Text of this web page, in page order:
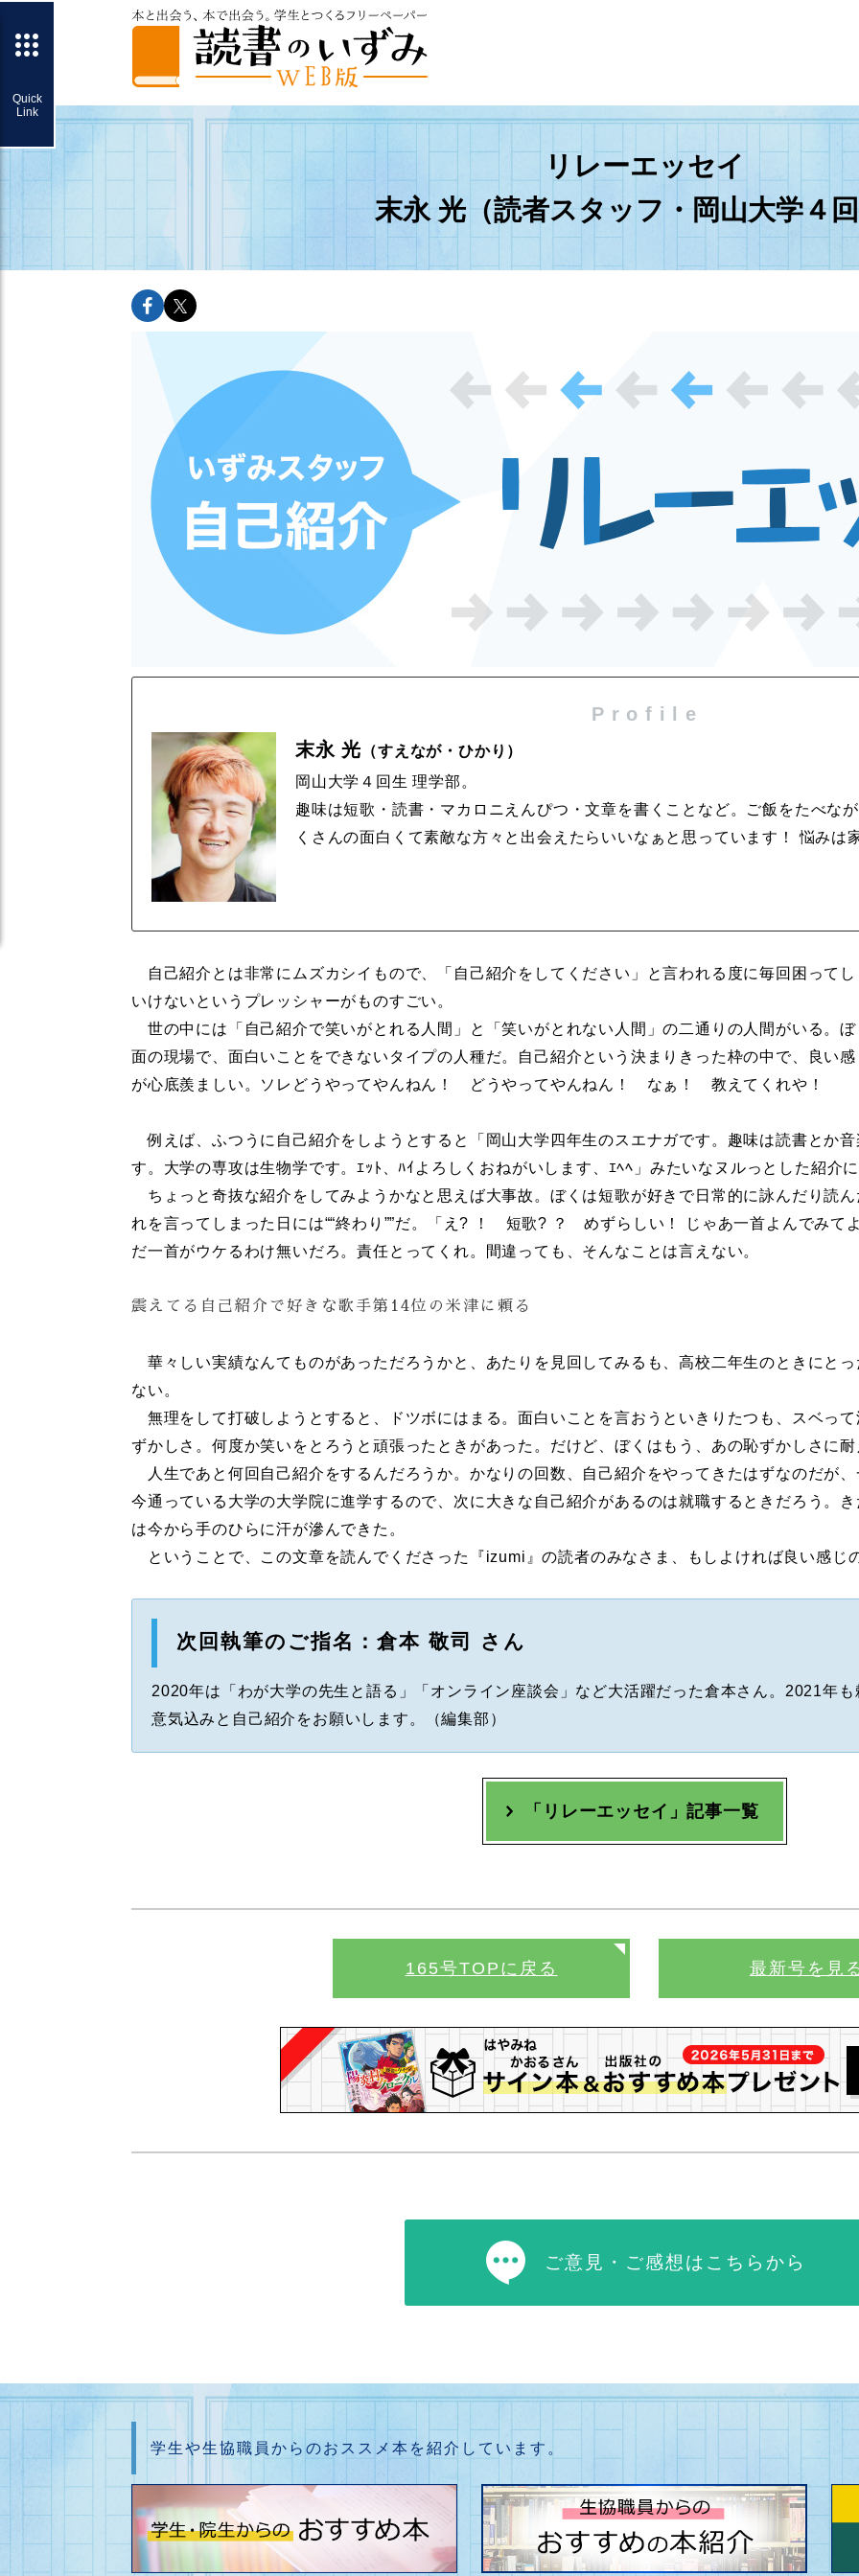
リレーエッセイ
末永 光（読者スタッフ・岡山大学４
facebookでshareできます
P r o f i l e
末永 光 （すえなが・ひかり）
岡山大学４回生 理学部。
趣味は短歌・読書・マカロニえんぴつ・文章を書くことなど。ご飯をたべな
くさんの面白くて素敵な方々と出会えたらいいなぁと思っています！ 悩みは
自己紹介とは非常にムズカシイもので、「自己紹介をしてください」と言われる度に毎回困って
いけないというプレッシャーがものすごい。
世の中には「自己紹介で笑いがとれる人間」と「笑いがとれない人間」の二通りの人間がいる。
面の現場で、面白いことをできないタイプの人種だ。自己紹介という決まりきった枠の中で、良い
が心底羨ましい。ソレどうやってやんねん！ どうやってやんねん！ なぁ！ 教えてくれや！
例えば、ふつうに自己紹介をしようとすると「岡山大学四年生のスエナガです。趣味は読書とか
す。大学の専攻は生物学です。ｴｯﾄ、ﾊｲよろしくおねがいします、ｴﾍﾍ」みたいなヌルっとした紹介
ちょっと奇抜な紹介をしてみようかなと思えば大事故。ぼくは短歌が好きで日常的に詠んだり読
れを言ってしまった日には““終わり””だ。「え? ！ 短歌? ？ めずらしい！ じゃあ一首よんでみて
だ一首がウケるわけ無いだろ。責任とってくれ。間違っても、そんなことは言えない。
震えてる自己紹介で好きな歌手第14位の米津に頼る
華々しい実績なんてものがあっただろうかと、あたりを見回してみるも、高校二年生のときにと
ない。
無理をして打破しようとすると、ドツボにはまる。面白いことを言おうといきりたつも、スベっ
ずかしさ。何度か笑いをとろうと頑張ったときがあった。だけど、ぼくはもう、あの恥ずかしさに
人生であと何回自己紹介をするんだろうか。かなりの回数、自己紹介をやってきたはずなのだが
今通っている大学の大学院に進学するので、次に大きな自己紹介があるのは就職するときだろう。
は今から手のひらに汗が滲んできた。
ということで、この文章を読んでくださった『izumi』の読者のみなさま、もしよければ良い感
次回執筆のご指名：倉本 敬司 さん
2020年は「わが大学の先生と語る」「オンライン座談会」など大活躍だった倉本さん。2021年
意気込みと自己紹介をお願いします。（編集部）
「リレーエッセイ」記事一覧
165号TOPに戻る 最新号を見
ご意見・ご感想はこちらから
学生や生協職員からのおススメ本を紹介しています。